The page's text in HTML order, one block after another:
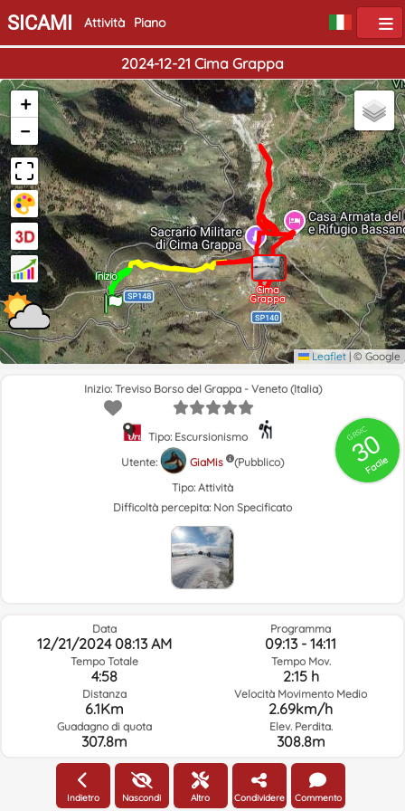
SICAMI Attività Piano
2024-12-21 Cima Grappa
Inizio
Fine
Cima
Grappa
+
−
Leaflet | © Google
GRSIC
30
Facile
Inizio: Treviso Borso del Grappa - Veneto (Italia)
Tipo: Escursionismo
Utente:
GiaMis
(Pubblico)
Tipo: Attività
Difficoltà percepita: Non Specificato
Data
12/21/2024 08:13 AM
Tempo Totale
4:58
Distanza
6.1Km
Guadagno di quota
307.8m
Programma
09:13 - 14:11
Tempo Mov.
2:15 h
Velocità Movimento Medio
2.69km/h
Elev. Perdita.
308.8m
Meteo Del Giorno Del Percorso E Orario Selezionato
Indietro Nascondi Altro Condividere Commento